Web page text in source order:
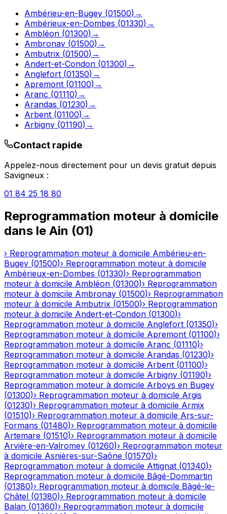
Ambérieu-en-Bugey (01500) →
Ambérieux-en-Dombes (01330) →
Ambléon (01300) →
Ambronay (01500) →
Ambutrix (01500) →
Andert-et-Condon (01300) →
Anglefort (01350) →
Apremont (01100) →
Aranc (01110) →
Arandas (01230) →
Arbent (01100) →
Arbigny (01190) →
Contact rapide
Appelez-nous directement pour un devis gratuit depuis
Savigneux :
01 84 25 18 80
Reprogrammation moteur à domicile
dans le Ain (01)
› Reprogrammation moteur à domicile Ambérieu-en-
Bugey (01500)› Reprogrammation moteur à domicile
Ambérieux-en-Dombes (01330)› Reprogrammation
moteur à domicile Ambléon (01300)› Reprogrammation
moteur à domicile Ambronay (01500)› Reprogrammation
moteur à domicile Ambutrix (01500)› Reprogrammation
moteur à domicile Andert-et-Condon (01300)›
Reprogrammation moteur à domicile Anglefort (01350)›
Reprogrammation moteur à domicile Apremont (01100)›
Reprogrammation moteur à domicile Aranc (01110)›
Reprogrammation moteur à domicile Arandas (01230)›
Reprogrammation moteur à domicile Arbent (01100)›
Reprogrammation moteur à domicile Arbigny (01190)›
Reprogrammation moteur à domicile Arboys en Bugey
(01300)› Reprogrammation moteur à domicile Argis
(01230)› Reprogrammation moteur à domicile Armix
(01510)› Reprogrammation moteur à domicile Ars-sur-
Formans (01480)› Reprogrammation moteur à domicile
Artemare (01510)› Reprogrammation moteur à domicile
Arvière-en-Valromey (01260)› Reprogrammation moteur
à domicile Asnières-sur-Saône (01570)›
Reprogrammation moteur à domicile Attignat (01340)›
Reprogrammation moteur à domicile Bâgé-Dommartin
(01380)› Reprogrammation moteur à domicile Bâgé-le-
Châtel (01380)› Reprogrammation moteur à domicile
Balan (01360)› Reprogrammation moteur à domicile